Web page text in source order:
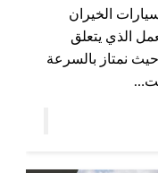
الخيران
الذي يتعلق
نمتاز بالسرعة